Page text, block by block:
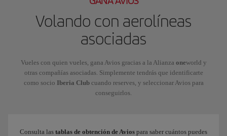
Volando con aerolíneas
asociadas
Vueles con quien vueles, gana Avios gracias a la Alianza oneworld y
otras compañías asociadas. Simplemente tendrás que identificarte
como socio Iberia Clubcuando reserves, y seleccionar Avios para
conseguirlos.
Consulta las tablas de obtención de Avios para saber cuántos puedes